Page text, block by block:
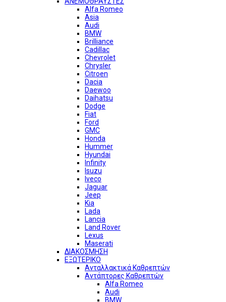
Alfa Romeo
Asia
Audi
BMW
Brilliance
Cadillac
Chevrolet
Chrysler
Citroen
Dacia
Daewoo
Daihatsu
Dodge
Fiat
Ford
GMC
Honda
Hummer
Hyundai
Infinity
Isuzu
Iveco
Jaguar
Jeep
Kia
Lada
Lancia
Land Rover
Lexus
Maserati
ΔΙΑΚΟΣΜΗΣΗ
ΕΞΩΤΕΡΙΚΟ
Ανταλλακτικά Καθρεπτών
Αντάπτορες Καθρεπτών
Alfa Romeo
Audi
BMW